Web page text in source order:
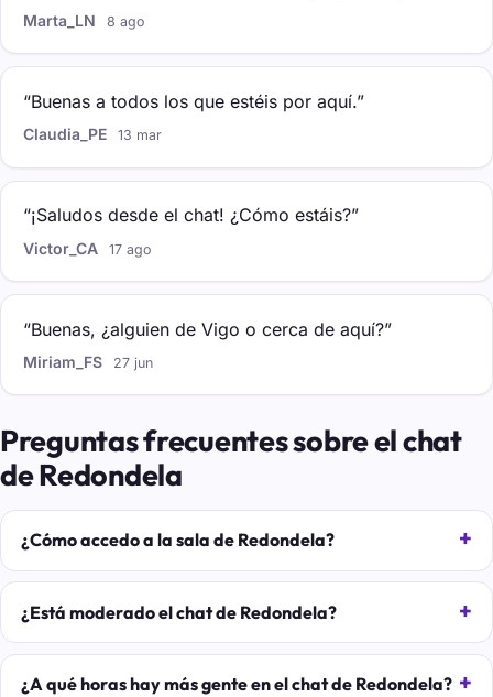
Marta_LN 8 ago
“Buenas a todos los que estéis por aquí.”
Claudia_PE 13 mar
“¡Saludos desde el chat! ¿Cómo estáis?”
Victor_CA 17 ago
“Buenas, ¿alguien de Vigo o cerca de aquí?”
Miriam_FS 27 jun
Preguntas frecuentes sobre el chat
de Redondela
¿Cómo accedo a la sala de Redondela?
¿Está moderado el chat de Redondela?
¿A qué horas hay más gente en el chat de Redondela?